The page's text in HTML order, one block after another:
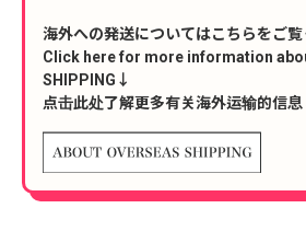
海外への発送についてはこちらをご
Click here for more information
SHIPPING↓
点击此处了解更多有关海外运输的信